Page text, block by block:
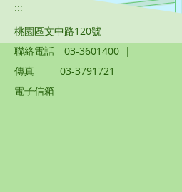
:::
桃園區文中路120號
聯絡電話
03-3601400 |
傳真
03-3791721
電子信箱